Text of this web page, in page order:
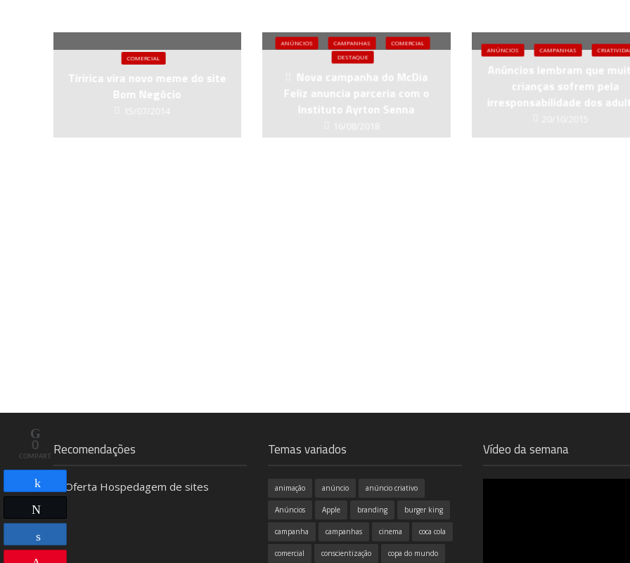
COMERCIAL
Tiririca vira novo meme do site
Bom Negócio
15/07/2014
ANÚNCIOS CAMPANHAS
COMERCIAL
DESTAQUE
Nova campanha do McDia
Feliz anuncia parceria com o
Instituto Ayrton Senna
ANÚNCIOS CAMPANHAS
Anúncios lembram que
crianças sofrem pela
irresponsabilidade dos
Recomendações Temas variados
animação anúncio anúncio criativo
Anúncios Apple branding burger king
campanha campanhas cinema coca cola
comercial conscientização copa do mundo
Vídeo da semana
0
COMPART.
Compartilhar
Compartilhar